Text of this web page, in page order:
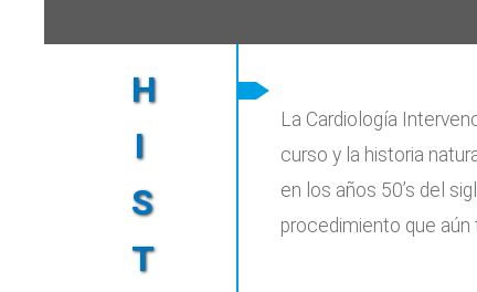
H
I
S
T
La Cardiología
curso y la historia
en los años 50’s del
procedimiento que aún